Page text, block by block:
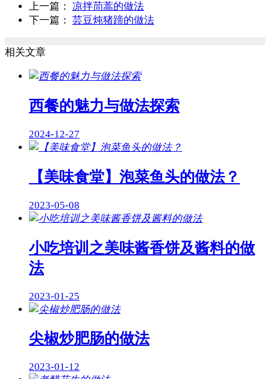
上一篇： 凉拌茼蒿的做法
下一篇： 芸豆炖猪蹄的做法
相关文章
西餐的魅力与做法探索
2024-12-27
【美味食堂】泡菜鱼头的做法？
2023-05-08
小吃培训之美味酱香饼及酱料的做
法
2023-01-25
尖椒炒肥肠的做法
2023-01-12